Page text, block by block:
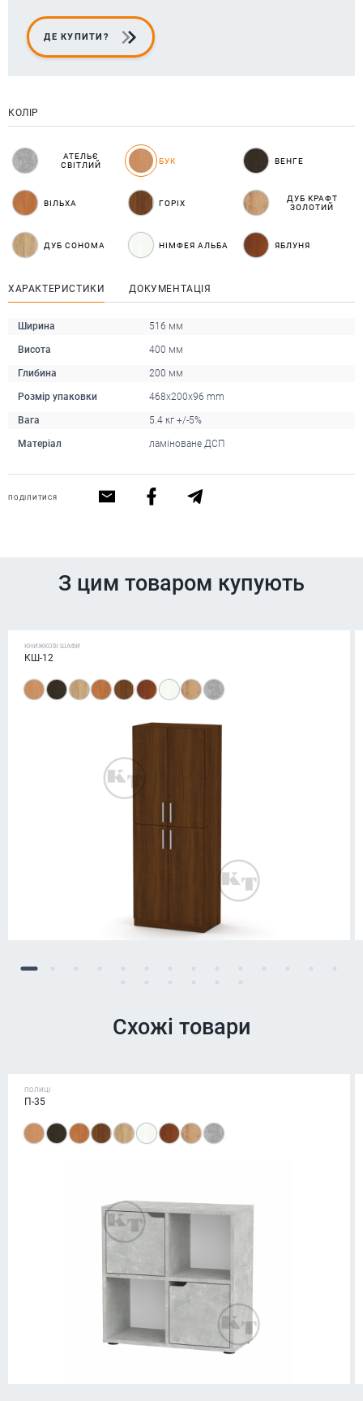
ДЕ КУПИТИ?
КОЛІР
АТЕЛЬЄ
СВІТЛИЙ
БУК ВЕНГЕ
ВІЛЬХА ГОРІХ
ДУБ КРАФТ
ЗОЛОТИЙ
ДУБ СОНОМА НІМФЕЯ АЛЬБА ЯБЛУНЯ
ХАРАКТЕРИСТИКИ ДОКУМЕНТАЦІЯ
Ширина 516 мм
Висота 400 мм
Глибина 200 мм
Розмір упаковки 468х200х96 mm
Вага 5.4 кг +/-5%
Матеріал ламіноване ДСП
ПОДІЛИТИСЯ
З цим товаром купують
КНИЖКОВІ ШАФИ
КШ-12
Схожі товари
ПОЛИЦІ
П-35